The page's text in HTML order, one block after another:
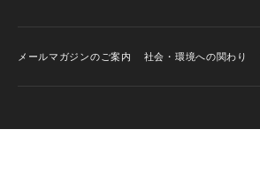
メールマガジンのご案内 社会・環境への関わり